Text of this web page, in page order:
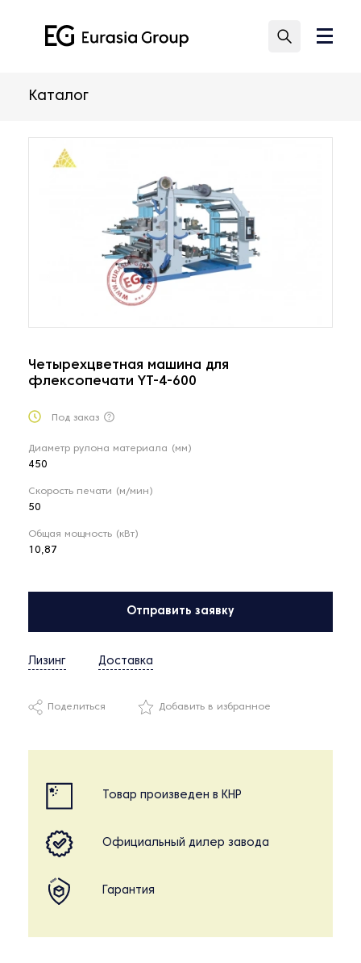
Каталог
Четырехцветная машина для
флексопечати YT-4-600
Под заказ
Диаметр рулона материала (мм)
450
Скорость печати (м/мин)
50
Общая мощность (кВт)
10,87
Отправить заявку
Лизинг Доставка
Поделиться Добавить в избранное
Товар произведен в КНР
Официальный дилер завода
Гарантия